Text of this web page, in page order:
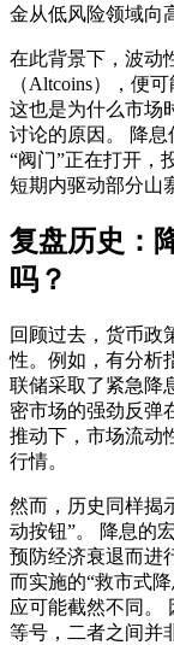
金从低风险领域向
在此背景下，波动
（Altcoins），便
这也是为什么市场
讨论的原因。 降
“阀门”正在打开，
短期内驱动部分山
复盘历史：
吗？
回顾过去，货币政
性。例如，有分析
联储采取了紧急降
密市场的强劲反弹
推动下，市场流动
行情。
然而，历史同样揭
动按钮”。 降息的
预防经济衰退而进
而实施的“救市式
应可能截然不同。
等号，二者之间并